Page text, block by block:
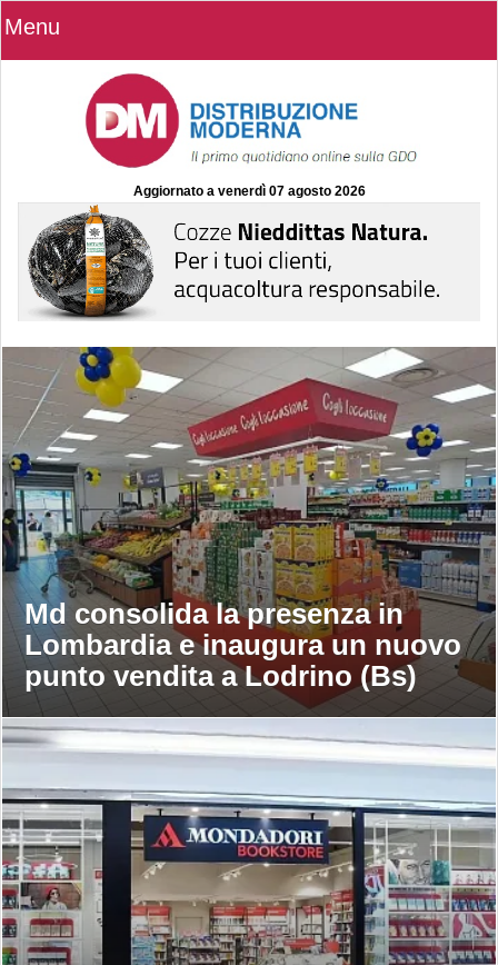
Menu
Aggiornato a venerdì 07 agosto 2026
Md consolida la presenza in
Lombardia e inaugura un nuovo
punto vendita a Lodrino (Bs)